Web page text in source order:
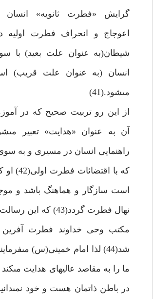
گرايش «فطرت ثانويه»
اعوجاج و انحراف فطرت اوليه
شيطان(به عنوان علت بعيد) با
انسان (به عنوان علت قريب)
مى‏شود.(41)
از اين رو تربيت صحيح كه در
آن به عنوان «هدايت» تعبير
راهنمايى انسان در مسيرى و به
كه با
است سازگار و هماهنگ باشد و
نهال فطرت گردد(43) كه
مكتب وحى خداوند فطرت آفرين
شد(44) لذا امام خمينى(س)
ما را به مقاصد عاليه‏اى هدايت